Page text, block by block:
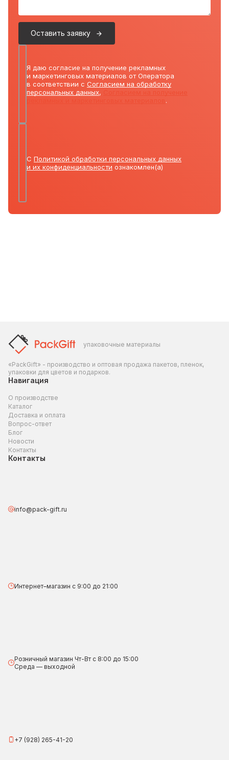
Оставить заявку
Я даю согласие на получение рекламных
и маркетинговых материалов от Оператора
в соответствии с Согласием на обработку
персональных данных,
.
С Политикой обработки персональных данных
и их конфиденциальности ознакомлен(а)
упаковочные материалы
«PackGift» - производство и оптовая продажа пакетов, пленок,
упаковки для цветов и подарков.
Навигация
О производстве
Каталог
Доставка и оплата
Вопрос-ответ
Блог
Новости
Контакты
Контакты
info@pack-gift.ru
Интернет–магазин с 9:00 до 21:00
Розничный магазин Чт-Вт с 8:00 до 15:00
Среда — выходной
+7 (928) 265-41-20